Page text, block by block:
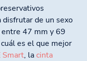
disfrutar de un sexo
entre 47 mm y 69
es el que mejor
Smart, lacinta